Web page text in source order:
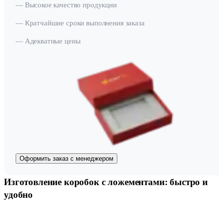
— Высокое качество продукции
— Кратчайшие сроки выполнения заказа
— Адекватные цены
Оформить заказ с менеджером
Изготовление коробок с ложементами: быстро и
удобно